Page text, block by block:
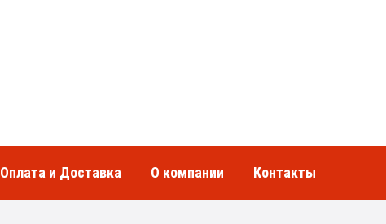
Оплата и Доставка О компании Контакты